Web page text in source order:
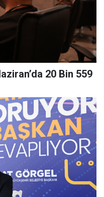
20 Bin 559